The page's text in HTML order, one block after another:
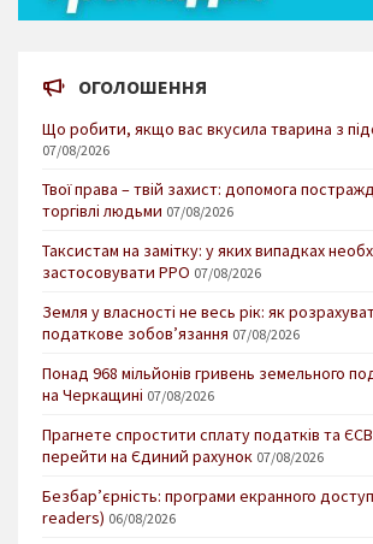
ОГОЛОШЕННЯ
Що робити, якщо вас вкусила тварина з
07/08/2026
Твої права – твій захист: допомога
торгівлі людьми 07/08/2026
Таксистам на замітку: у яких випадках
застосовувати РРО 07/08/2026
Земля у власності не весь рік: як
податкове зобов’язання 07/08/2026
Понад 968 мільйонів гривень земельного
на Черкащині 07/08/2026
Прагнете спростити сплату податків та
перейти на Єдиний рахунок 07/08/2026
Безбар’єрність: програми екранного
readers) 06/08/2026